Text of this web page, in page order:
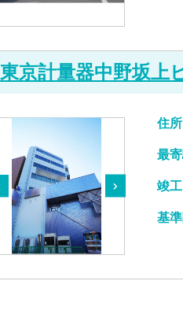
東京計量器中野坂上
住所
最
竣工
基